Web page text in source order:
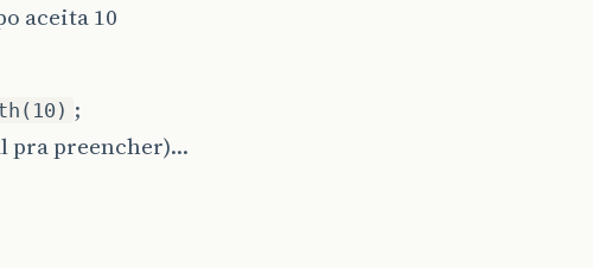
aceita 10
;
pra preencher)…